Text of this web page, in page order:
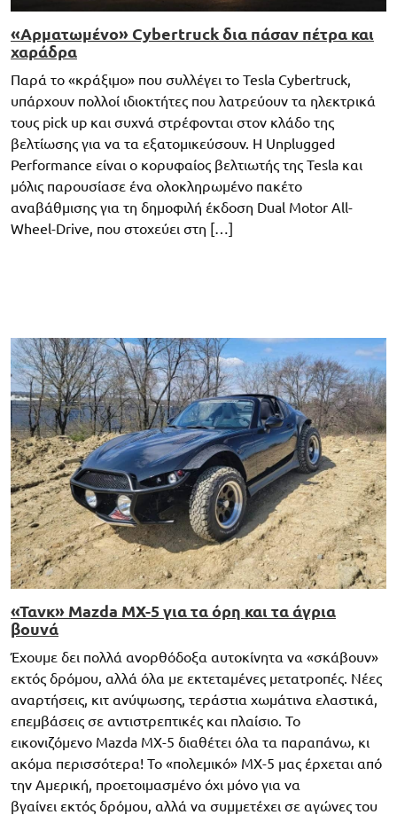
«Αρματωμένο» Cybertruck δια πάσαν πέτρα και
χαράδρα
Παρά το «κράξιμο» που συλλέγει το Tesla Cybertruck,
υπάρχουν πολλοί ιδιοκτήτες που λατρεύουν τα ηλεκτρικά
τους pick up και συχνά στρέφονται στον κλάδο της
βελτίωσης για να τα εξατομικεύσουν. Η Unplugged
Performance είναι ο κορυφαίος βελτιωτής της Tesla και
μόλις παρουσίασε ένα ολοκληρωμένο πακέτο
αναβάθμισης για τη δημοφιλή έκδοση Dual Motor All-
Wheel-Drive, που στοχεύει στη […]
«Τανκ» Mazda MX-5 για τα όρη και τα άγρια
βουνά
Έχουμε δει πολλά ανορθόδοξα αυτοκίνητα να «σκάβουν»
εκτός δρόμου, αλλά όλα με εκτεταμένες μετατροπές. Νέες
αναρτήσεις, κιτ ανύψωσης, τεράστια χωμάτινα ελαστικά,
επεμβάσεις σε αντιστρεπτικές και πλαίσιο. Το
εικονιζόμενο Mazda MX-5 διαθέτει όλα τα παραπάνω, κι
ακόμα περισσότερα! To «πολεμικό» MX-5 μας έρχεται από
την Αμερική, προετοιμασμένο όχι μόνο για να
βγαίνει εκτός δρόμου, αλλά να συμμετέχει σε αγώνες του